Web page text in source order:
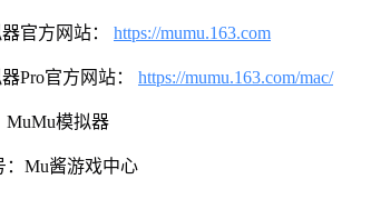
官方网站： https://mumu.163.com
Pro官方网站： https://mumu.163.com/mac/
MuMu模拟器
：Mu酱游戏中心